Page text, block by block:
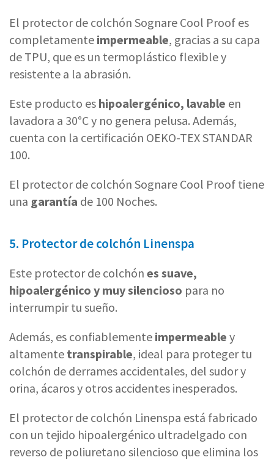
El protector de colchón Sognare Cool Proof es
completamente impermeable, gracias a su capa
de TPU, que es un termoplástico flexible y
resistente a la abrasión.
Este producto es hipoalergénico, lavable en
lavadora a 30°C y no genera pelusa. Además,
cuenta con la certificación OEKO-TEX STANDAR
100.
El protector de colchón Sognare Cool Proof tiene
una garantía de 100 Noches.
5. Protector de colchón Linenspa
Este protector de colchón es suave,
hipoalergénico y muy silencioso para no
interrumpir tu sueño.
Además, es confiablemente impermeable y
altamente transpirable, ideal para proteger tu
colchón de derrames accidentales, del sudor y
orina, ácaros y otros accidentes inesperados.
El protector de colchón Linenspa está fabricado
con un tejido hipoalergénico ultradelgado con
reverso de poliuretano silencioso que elimina los